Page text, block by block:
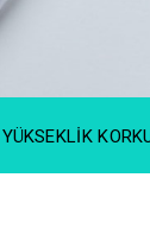
YÜKSEKLIK